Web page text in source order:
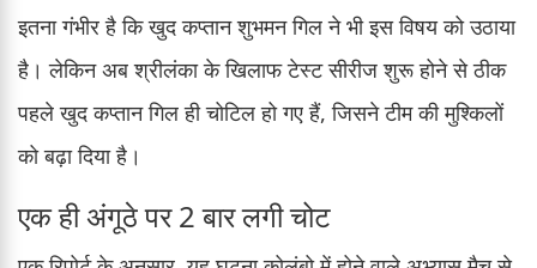
इतना गंभीर है कि खुद कप्तान शुभमन गिल ने भी इस विषय को उठाया
है। लेकिन अब श्रीलंका के खिलाफ टेस्ट सीरीज शुरू होने से ठीक
पहले खुद कप्तान गिल ही चोटिल हो गए हैं, जिसने टीम की मुश्किलों
को बढ़ा दिया है।
एक ही अंगूठे पर 2 बार लगी चोट